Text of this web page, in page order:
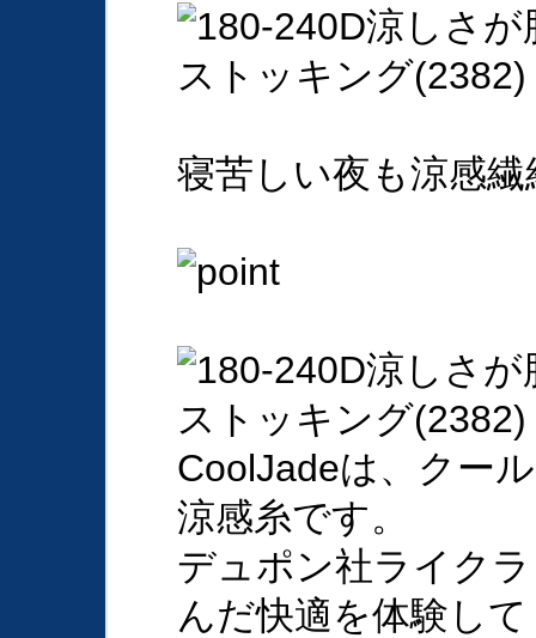
寝苦しい夜も涼感
CoolJadeは、クー
涼感糸です。
デュポン社ライク
んだ快適を体験し